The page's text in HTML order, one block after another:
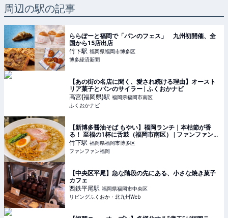
周辺の駅の記事
ららぽーと福岡で「パンのフェス」 九州初開催、全
国から15店出店
竹下駅 福岡県福岡市博多区
博多経済新聞
【あの街の名店に聞く、愛され続ける理由】オースト
リア菓子とパンのサイラー | ふくおかナビ
高宮(福岡県)駅 福岡県福岡市南区
ふくおかナビ
【新博多醤油そば もやい】福岡ランチ｜本枯節が香
る！ 至福の1杯に舌鼓（福岡市南区） | ファンファン福
岡
竹下駅 福岡県福岡市博多区
ファンファン福岡
【中央区平尾】急な階段の先にある、小さな焼き菓子
カフェ
西鉄平尾駅 福岡県福岡市中央区
リビングふくおか・北九州Web